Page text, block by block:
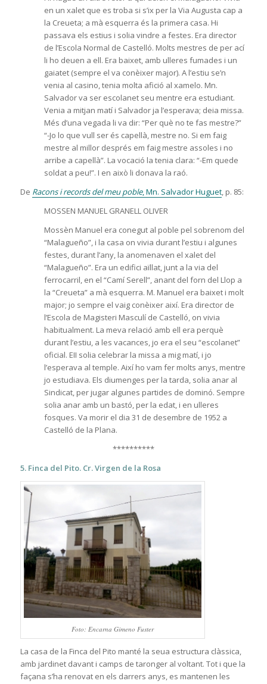
en un xalet que es troba si s’ix per la Via Augusta cap a
la Creueta; a mà esquerra és la primera casa. Hi
passava els estius i solia vindre a festes. Era director
de l’Escola Normal de Castelló. Molts mestres de per ací
li ho deuen a ell. Era baixet, amb ulleres fumades i un
gaiatet (sempre el va conèixer major). A l’estiu se’n
venia al casino, tenia molta afició al xamelo. Mn.
Salvador va ser escolanet seu mentre era estudiant.
Venia a mitjan matí i Salvador ja l’esperava; deia missa.
Més d’una vegada li va dir: “Per què no te fas mestre?”
“-Jo lo que vull ser és capellà, mestre no. Si em faig
mestre al millor després em faig mestre assoles i no
arribe a capellà”. La vocació la tenia clara: “-Em quede
soldat a peu!”. I en això li donava la raó.
De Racons i records del meu poble, Mn. Salvador Huguet, p. 85:
MOSSEN MANUEL GRANELL OLIVER
Mossèn Manuel era conegut al poble pel sobrenom del
“Malagueño”, i la casa on vivia durant l’estiu i algunes
festes, durant l’any, la anomenaven el xalet del
“Malagueño”. Era un edifici aïllat, junt a la via del
ferrocarril, en el “Camí Serell”, anant del forn del Llop a
la “Creueta” a mà esquerra. M. Manuel era baixet i molt
major; jo sempre el vaig conèixer així. Era director de
l’Escola de Magisteri Masculí de Castelló, on vivia
habitualment. La meva relació amb ell era perquè
durant l’estiu, a les vacances, jo era el seu “escolanet”
oficial. EII solia celebrar la missa a mig matí, i jo
l’esperava al temple. Així ho vam fer molts anys, mentre
jo estudiava. Els diumenges per la tarda, solia anar al
Sindicat, per jugar algunes partides de dominó. Sempre
solia anar amb un bastó, per la edat, i en ulleres
fosques. Va morir el dia 31 de desembre de 1952 a
Castelló de la Plana.
**********
5. Finca del Pito. Cr. Virgen de la Rosa
Foto: Encarna Gimeno Fuster
La casa de la Finca del Pito manté la seua estructura clàssica,
amb jardinet davant i camps de taronger al voltant. Tot i que la
façana s’ha renovat en els darrers anys, es mantenen les